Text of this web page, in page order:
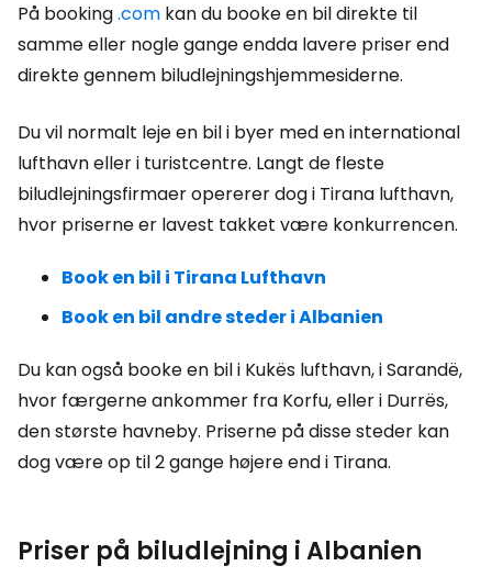
På booking.com kan du booke en bil direkte til
samme eller nogle gange endda lavere priser end
direkte gennem biludlejningshjemmesiderne.
Du vil normalt leje en bil i byer med en international
lufthavn eller i turistcentre. Langt de fleste
biludlejningsfirmaer opererer dog i Tirana lufthavn,
hvor priserne er lavest takket være konkurrencen.
Book en bil i Tirana Lufthavn
Book en bil andre steder i Albanien
Du kan også booke en bil i Kukës lufthavn, i Sarandë,
hvor færgerne ankommer fra Korfu, eller i Durrës,
den største havneby. Priserne på disse steder kan
dog være op til 2 gange højere end i Tirana.
Priser på biludlejning i Albanien